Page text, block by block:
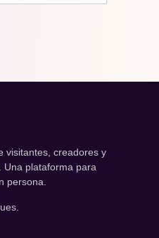
visitantes, creadores y
Una plataforma para
persona.